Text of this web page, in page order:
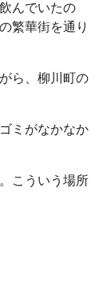
んでいたの
繁華街を通り
ら、柳川町の
ミがなかなか
こういう場所